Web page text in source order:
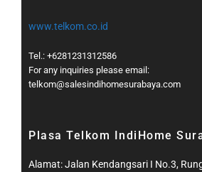
www.telkom.co.id
Tel.: +6281231312586
For any inquiries please email:
telkom@salesindihomesurabaya.com​
Plasa Telkom IndiHome
Alamat: Jalan Kendangsari I No.3,